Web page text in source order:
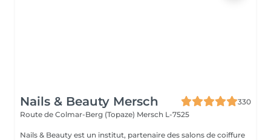
Nails & Beauty Mersch
330
Route de Colmar-Berg (Topaze) Mersch L-7525
Nails & Beauty est un institut, partenaire des salons de coiffure